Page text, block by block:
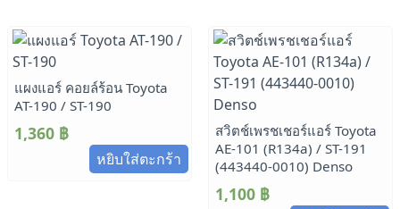
แผงแอร์ คอยล์ร้อน Toyota
AT-190 / ST-190
1,360 ฿
หยิบใส่ตะกร้า
สวิตช์เพรชเชอร์แอร์ Toyota
AE-101 (R134a) / ST-191
(443440-0010) Denso
1,100 ฿